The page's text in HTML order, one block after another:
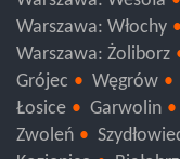
Warszawa: Wesoła
Warszawa: Włochy
Warszawa: Żoliborz
Grójec
Węgrów
Łosice
Garwolin
Zwoleń